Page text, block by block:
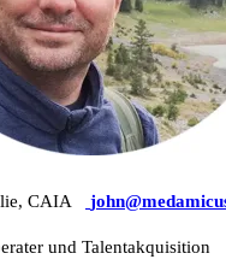
CAIA
und Talentakquisition